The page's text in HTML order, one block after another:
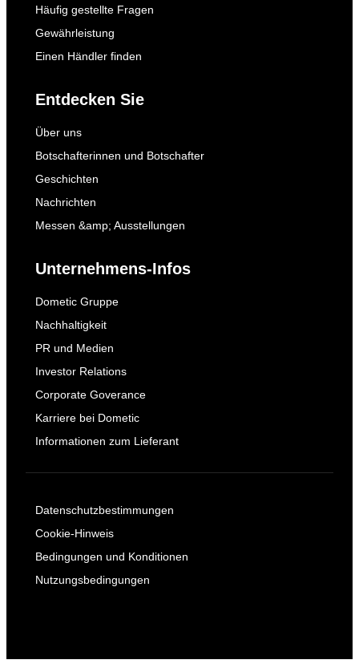
Häufig gestellte Fragen
Gewährleistung
Einen Händler finden
Entdecken Sie
Über uns
Botschafterinnen und Botschafter
Geschichten
Nachrichten
Messen &amp; Ausstellungen
Unternehmens-Infos
Dometic Gruppe
Nachhaltigkeit
PR und Medien
Investor Relations
Corporate Goverance
Karriere bei Dometic
Informationen zum Lieferant
Datenschutzbestimmungen
Cookie-Hinweis
Bedingungen und Konditionen
Nutzungsbedingungen